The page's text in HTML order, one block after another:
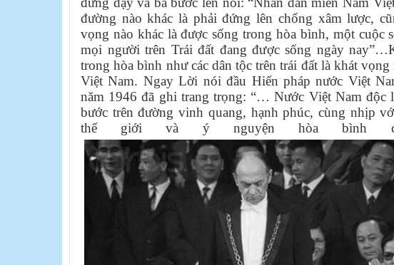
đường nào khác là phải đứng lên chống xâm lược,
vọng nào khác là được sống trong hòa bình, một cuộc
mọi người trên Trái đất đang được sống ngày
trong hòa bình như các dân tộc trên trái đất là khát
Việt Nam. Ngay Lời nói đầu Hiến pháp nước Việt
năm 1946 đã ghi trang trọng: “… Nước Việt Nam độc
bước trên đường vinh quang, hạnh phúc, cùng nhịp
thế giới và ý nguyện hòa bình